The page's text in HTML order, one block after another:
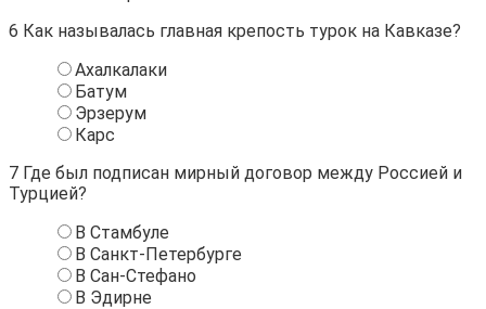
6 Как называлась главная крепость турок на Кавказе?
Ахалкалаки
Батум
Эрзерум
Карс
7 Где был подписан мирный договор между Россией и
Турцией?
В Стамбуле
В Санкт-Петербурге
В Сан-Стефано
В Эдирне